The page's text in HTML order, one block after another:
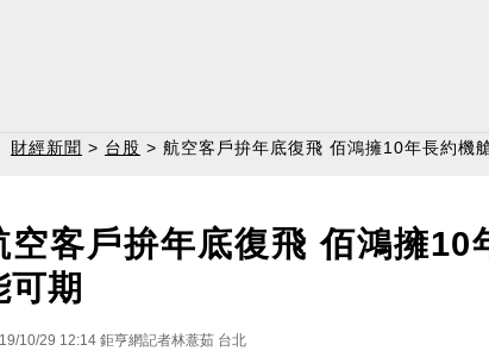
財經新聞 > 台股 > 航空客戶拚年底復飛 佰鴻擁10年長約機
空客戶拚年底復飛 佰鴻擁10
可期
10/29 12:14 鉅亨網記者林薏茹 台北